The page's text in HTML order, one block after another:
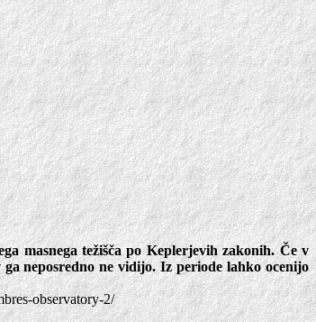
masnega težišča po Keplerjevih zakonih. Če v
neposredno ne vidijo. Iz periode lahko ocenijo
observatory-2/